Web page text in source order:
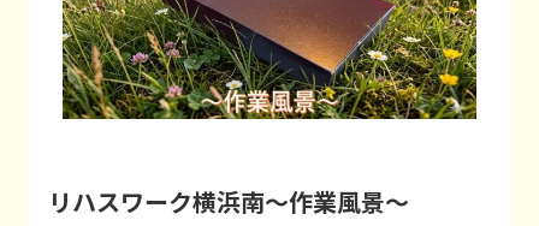
リハスワーク横浜南～作業風景～